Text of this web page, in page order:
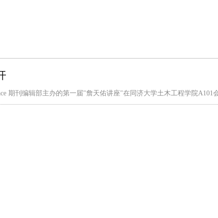
期刊编辑部主办的第一届"詹天佑讲座"在同济大学土木工程学院A101